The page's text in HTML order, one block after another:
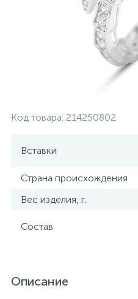
Код товара: 214250802
Вставки
Страна происхождения
Вес изделия, г.
Состав
Описание
Серебряные колье
Серебряные